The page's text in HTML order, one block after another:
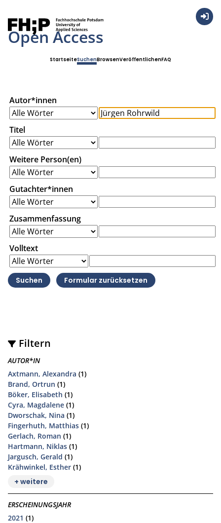
Open Access
StartseiteSuchenBrowsenVeröffentlichenFAQ
Autor*innen
Titel
Weitere Person(en)
Gutachter*innen
Zusammenfassung
Volltext
Filtern
AUTOR*IN
Axtmann, Alexandra (1)
Brand, Ortrun (1)
Böker, Elisabeth (1)
Cyra, Magdalene (1)
Dworschak, Nina (1)
Fingerhuth, Matthias (1)
Gerlach, Roman (1)
Hartmann, Niklas (1)
Jargusch, Gerald (1)
Krähwinkel, Esther (1)
+ weitere
ERSCHEINUNGSJAHR
2021 (1)